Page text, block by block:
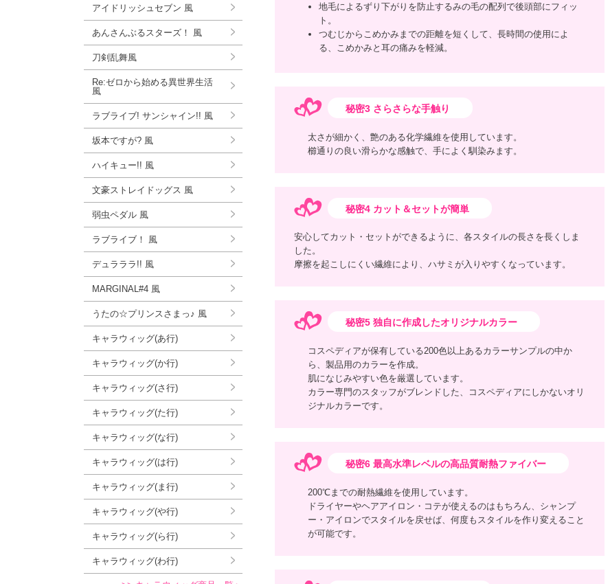
地毛によるずり下がりを防止するみの毛の配列で後頭部にフィッ
ト。
つむじからこめかみまでの距離を短くして、長時間の使用によ
る、こめかみと耳の痛みを軽減。
秘密3 さらさらな手触り
太さが細かく、艶のある化学繊維を使用しています。
櫛通りの良い滑らかな感触で、手によく馴染みます。
秘密4 カット＆セットが簡単
安心してカット・セットができるように、各スタイルの長さを長くしま
した。
摩擦を起こしにくい繊維により、ハサミが入りやすくなっています。
秘密5 独自に作成したオリジナルカラー
コスペディアが保有している200色以上あるカラーサンプルの中か
ら、製品用のカラーを作成。
肌になじみやすい色を厳選しています。
カラー専門のスタッフがブレンドした、コスペディアにしかないオリ
ジナルカラーです。
秘密6 最高水準レベルの高品質耐熱ファイバー
200℃までの耐熱繊維を使用しています。
ドライヤーやヘアアイロン・コテが使えるのはもちろん、シャンプ
ー・アイロンでスタイルを戻せば、何度もスタイルを作り変えること
が可能です。
アイドリッシュセブン 風
あんさんぶるスターズ！ 風
刀剣乱舞風
Re:ゼロから始める異世界生活
風
ラブライブ! サンシャイン!! 風
坂本ですが? 風
ハイキュー!! 風
文豪ストレイドッグス 風
弱虫ペダル 風
ラブライブ！ 風
デュラララ!! 風
MARGINAL#4 風
うたの☆プリンスさまっ♪ 風
キャラウィッグ(あ行)
キャラウィッグ(か行)
キャラウィッグ(さ行)
キャラウィッグ(た行)
キャラウィッグ(な行)
キャラウィッグ(は行)
キャラウィッグ(ま行)
キャラウィッグ(や行)
キャラウィッグ(ら行)
キャラウィッグ(わ行)